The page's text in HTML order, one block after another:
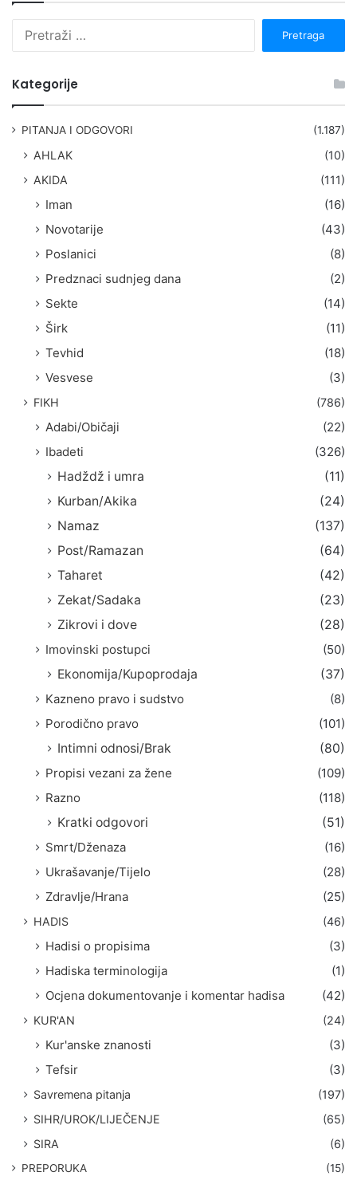
Kategorije
PITANJA I ODGOVORI (1.187)
AHLAK
(10)
AKIDA
(111)
Iman
(16)
Novotarije
(43)
Poslanici
(8)
Predznaci sudnjeg dana
(2)
Sekte
(14)
Širk
(11)
Tevhid
(18)
Vesvese
(3)
FIKH (786)
Adabi/Običaji
(22)
Ibadeti
(326)
Hadždž i umra
(11)
Kurban/Akika
(24)
Namaz
(137)
Post/Ramazan
(64)
Taharet
(42)
Zekat/Sadaka
(23)
Zikrovi i dove
(28)
Imovinski postupci
(50)
Ekonomija/Kupoprodaja
(37)
Kazneno pravo i sudstvo
(8)
Porodično pravo
(101)
Intimni odnosi/Brak
(80)
Propisi vezani za žene
(109)
Razno
(118)
Kratki odgovori
(51)
Smrt/Dženaza
(16)
Ukrašavanje/Tijelo
(28)
Zdravlje/Hrana
(25)
HADIS (46)
Hadisi o propisima
(3)
Hadiska terminologija
(1)
Ocjena dokumentovanje i komentar hadisa
(42)
KUR'AN (24)
Kur'anske znanosti
(3)
Tefsir
(3)
Savremena pitanja
(197)
SIHR/UROK/LIJEČENJE
(65)
SIRA
(6)
PREPORUKA (15)